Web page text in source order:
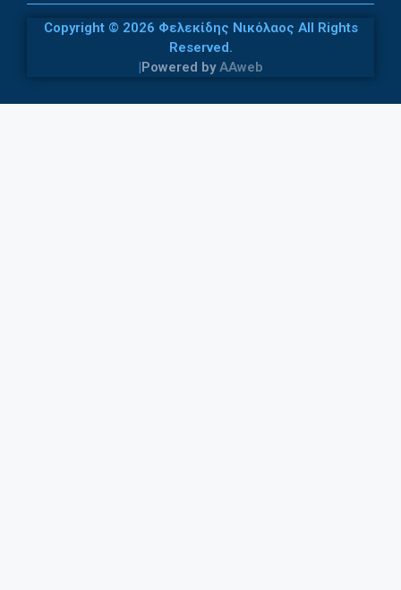
Copyright © 2026 Φελεκίδης Νικόλαος All Rights
Reserved.
Powered byAAweb